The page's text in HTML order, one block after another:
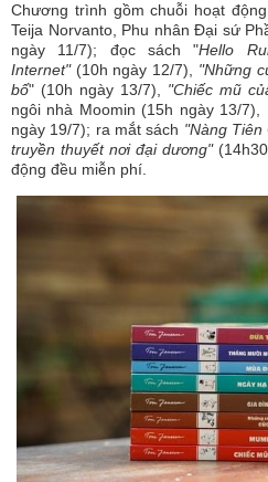
Chương trình gồm chuỗi hoạt
Teija Norvanto, Phu nhân Đại sứ
ngày 11/7); đọc sách "Hello
Internet"(10h ngày 12/7), "Những
bố" (10h ngày 13/7), "Chiếc mũ
ngôi nhà Moomin (15h ngày 13/7),
ngày 19/7); ra mắt sách "Nàng
truyền thuyết nơi đại dương"
động đều miễn phí.